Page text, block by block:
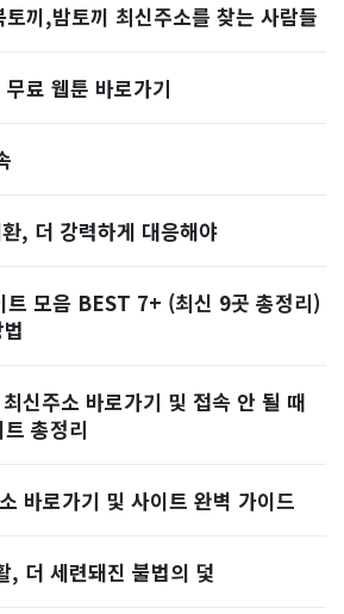
끼,밤토끼 최신주소를 찾는 사람들
료 웹툰 바로가기
, 더 강력하게 대응해야
모음 BEST 7+ (최신 9곳 총정리)
신주소 바로가기 및 접속 안 될 때
총정리
바로가기 및 사이트 완벽 가이드
, 더 세련돼진 불법의 덫